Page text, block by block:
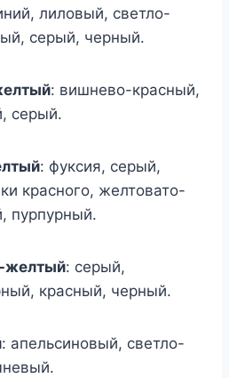
лиловый, светло-
серый, черный.
: вишнево-красный,
серый.
: фуксия, серый,
красного, желтовато-
пурпурный.
желтый: серый,
красный, черный.
: апельсиновый, светло-